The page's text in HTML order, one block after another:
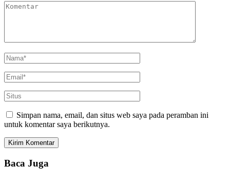
Simpan nama, email, dan situs web saya pada peramban ini
untuk komentar saya berikutnya.
Baca Juga